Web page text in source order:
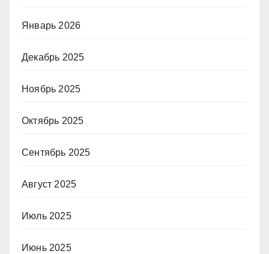
Январь 2026
Декабрь 2025
Ноябрь 2025
Октябрь 2025
Сентябрь 2025
Август 2025
Июль 2025
Июнь 2025